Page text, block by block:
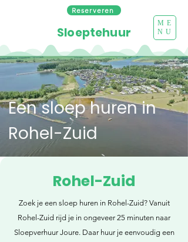
Reserveren
ME
NU
Sloeptehuur
Een sloep huren in
Rohel-Zuid
Rohel-Zuid
Zoek je een sloep huren in Rohel-Zuid? Vanuit
Rohel-Zuid rijd je in ongeveer 25 minuten naar
Sloepverhuur Joure. Daar huur je eenvoudig een